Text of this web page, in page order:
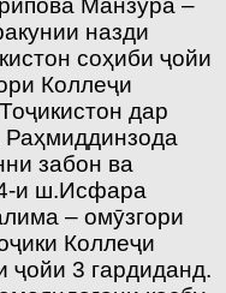
Манзура –
назди
соҳиби ҷойи
Коллеҷи
дар
Раҳмиддинзода
забон ва
и ш.Исфара
– омӯзгори
Коллеҷи
ҷойи 3 гардиданд.